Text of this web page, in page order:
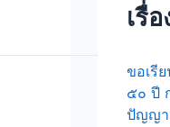
c
f
o
เรื่
ขอเรี
๕๐ ปี
ปัญญา